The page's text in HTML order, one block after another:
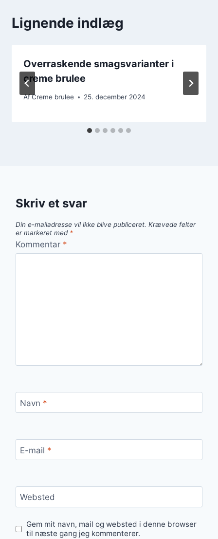
Lignende indlæg
Overraskende smagsvarianter i
creme brulee
AfCreme brulee 25. december 2024
Skriv et svar
Din e-mailadresse vil ikke blive publiceret. Krævede felter
er markeret med *
Kommentar *
Navn *
E-mail *
Websted
Gem mit navn, mail og websted i denne browser
til næste gang jeg kommenterer.